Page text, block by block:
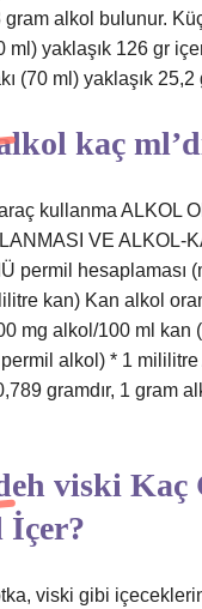
gram alkol bulunur.
ml) yaklaşık 126 gr
(70 ml) yaklaşık
kaç
kullanma ALKOL
VE ALKOL-
permil hesaplaması
kan) Kan alkol
mg alkol/100 ml kan
alkol) * 1
0,789 gramdır, 1 gram
viski Kaç
İçer?
viski gibi